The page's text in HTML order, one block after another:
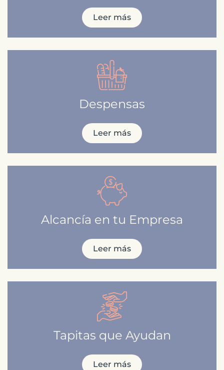
Leer más
Despensas
Leer más
Alcancía en tu Empresa
Leer más
Tapitas que Ayudan
Leer más